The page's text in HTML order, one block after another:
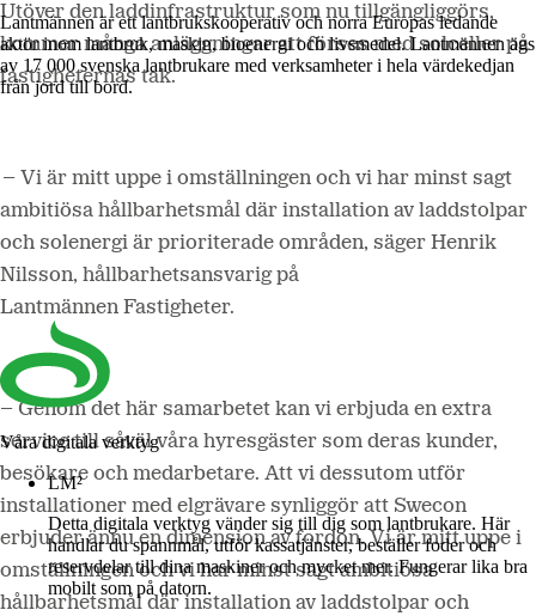
Lantmännen är ett lantbrukskooperativ och norra Europas ledande
aktör inom lantbruk, maskin, bioenergi och livsmedel. Lantmännen ägs
av 17 000 svenska lantbrukare med verksamheter i hela värdekedjan
från jord till bord.
Våra digitala verktyg
LM²
Detta digitala verktyg vänder sig till dig som lantbrukare. Här
handlar du spannmål, utför kassatjänster, beställer foder och
reservdelar till dina maskiner och mycket mer. Fungerar lika bra
mobilt som på datorn.
Utöver den laddinfrastruktur som nu tillgängliggörs,
kommer många anläggningar att förses med solceller på
fastigheternas tak.
– Vi är mitt uppe i omställningen och vi har minst sagt
ambitiösa hållbarhetsmål där installation av laddstolpar
och solenergi är prioriterade områden, säger Henrik
Nilsson, hållbarhetsansvarig på
Lantmännen Fastigheter.
– Genom det här samarbetet kan vi erbjuda en extra
service till såväl våra hyresgäster som deras kunder,
besökare och medarbetare. Att vi dessutom utför
installationer med elgrävare synliggör att Swecon
erbjuder ännu en dimension av fordon. Vi är mitt uppe i
omställningen och vi har minst sagt ambitiösa
hållbarhetsmål där installation av laddstolpar och